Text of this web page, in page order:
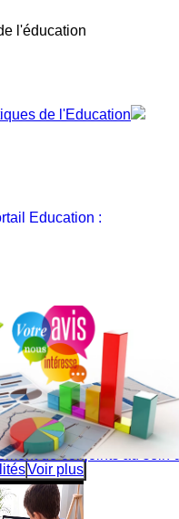
l'éducation
de l'Education
des enseignants titulaires
des enseignants des
de conjoints au sein
Voir plus